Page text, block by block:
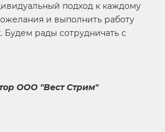
подход к каждому
и выполнить работу
Будем рады сотрудничать с
ООО "Вест Стрим"